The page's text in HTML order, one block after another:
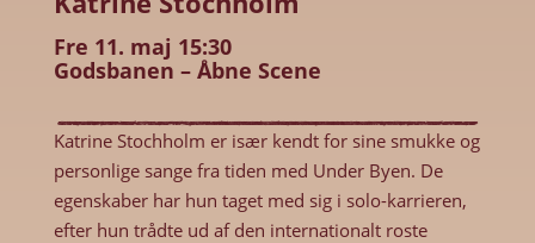
Fre 11. maj 15:30
Godsbanen – Åbne Scene
Katrine Stochholm er især kendt for sine smukke og
personlige sange fra tiden med Under Byen. De
egenskaber har hun taget med sig i solo-karrieren,
efter hun trådte ud af den internationalt roste